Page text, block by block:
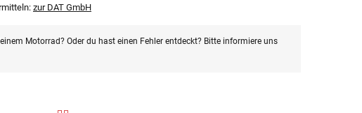
zur DAT GmbH
Motorrad? Oder du hast einen Fehler entdeckt? Bitte informiere uns